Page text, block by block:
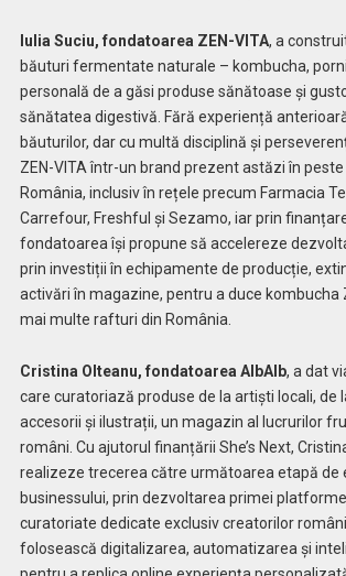
Iulia Suciu, fondatoarea ZEN-VITA, a
băuturi fermentate naturale – kombucha,
personală de a găsi produse sănătoase și
sănătatea digestivă. Fără experiență
băuturilor, dar cu multă disciplină și
ZEN-VITA într-un brand prezent astăzi în
România, inclusiv în rețele precum Farmacia
Carrefour, Freshful și Sezamo, iar prin
fondatoarea își propune să accelereze
prin investiții în echipamente de producție,
activări în magazine, pentru a duce kombucha
mai multe rafturi din România.
Cristina Olteanu, fondatoarea AlbAlb, a dat
care curatoriază produse de la artiști locali, de
accesorii și ilustrații, un magazin al lucrurilor
români. Cu ajutorul finanțării She’s Next,
realizeze trecerea către următoarea etapă de
businessului, prin dezvoltarea primei
curatoriate dedicate exclusiv creatorilor
folosească digitalizarea, automatizarea și